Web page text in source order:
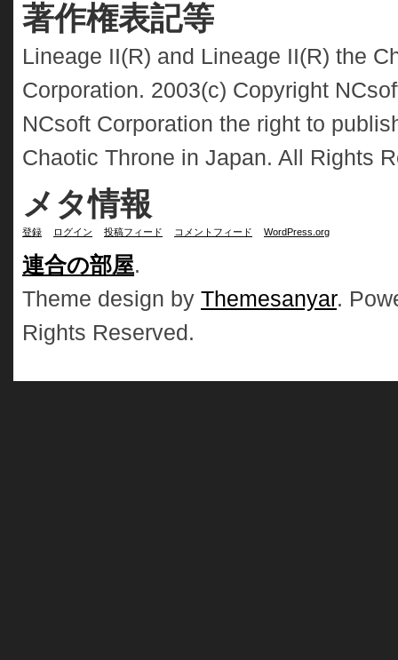
著作権表記等
Lineage II(R) and Lineage II(R) the
Corporation. 2003(c) Copyright
NCsoft Corporation the right to
Chaotic Throne in Japan. All Rights
メタ情報
登録 ログイン 投稿フィード コメントフィード WordPress.org
連合の部屋.
Theme design by Themesanyar.
Rights Reserved.